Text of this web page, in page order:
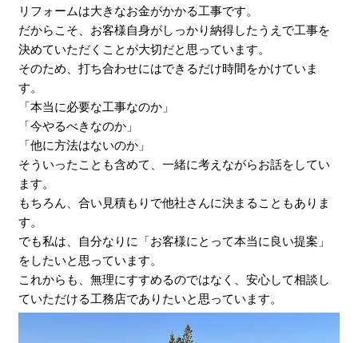
リフォームは大きなお金がかかる工事です。
だからこそ、お客様自身がしっかり納得したうえで工事を
決めていただくことが大切だと思っています。
そのため、打ち合わせにはできるだけ時間をかけていま
す。
「本当に必要な工事なのか」
「今やるべきなのか」
「他に方法はないのか」
そういったことも含めて、一緒に考えながらお話をしてい
ます。
もちろん、合い見積もりで他社さんに決まることもありま
す。
でも私は、自分なりに「お客様にとって本当に良い提案」
をしたいと思っています。
これからも、無理にすすめるのではなく、安心して相談し
ていただける工務店でありたいと思っています。